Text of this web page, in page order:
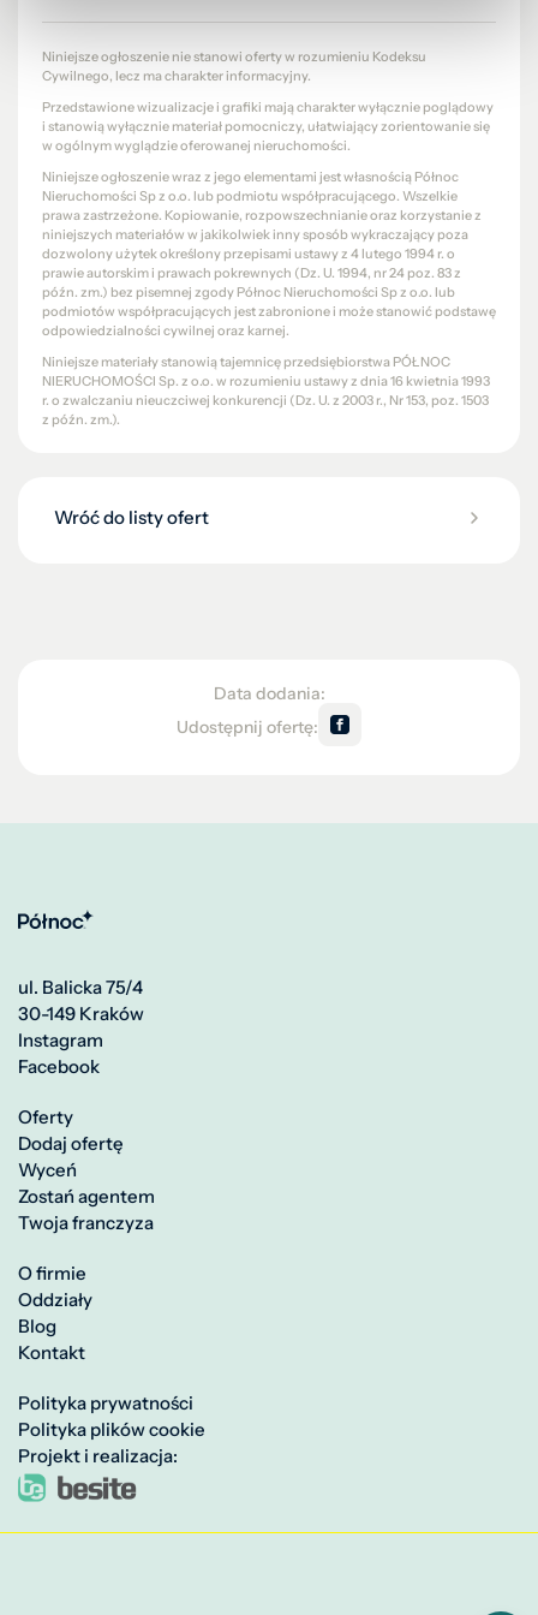
Niniejsze ogłoszenie nie stanowi oferty w rozumieniu Kodeksu
Cywilnego, lecz ma charakter informacyjny.
Przedstawione wizualizacje i grafiki mają charakter wyłącznie poglądowy
i stanowią wyłącznie materiał pomocniczy, ułatwiający zorientowanie się
w ogólnym wyglądzie oferowanej nieruchomości.
Niniejsze ogłoszenie wraz z jego elementami jest własnością Północ
Nieruchomości Sp z o.o. lub podmiotu współpracującego. Wszelkie
prawa zastrzeżone. Kopiowanie, rozpowszechnianie oraz korzystanie z
niniejszych materiałów w jakikolwiek inny sposób wykraczający poza
dozwolony użytek określony przepisami ustawy z 4 lutego 1994 r. o
prawie autorskim i prawach pokrewnych (Dz. U. 1994, nr 24 poz. 83 z
późn. zm.) bez pisemnej zgody Północ Nieruchomości Sp z o.o. lub
podmiotów współpracujących jest zabronione i może stanowić podstawę
odpowiedzialności cywilnej oraz karnej.
Niniejsze materiały stanowią tajemnicę przedsiębiorstwa PÓŁNOC
NIERUCHOMOŚCI Sp. z o.o. w rozumieniu ustawy z dnia 16 kwietnia 1993
r. o zwalczaniu nieuczciwej konkurencji (Dz. U. z 2003 r., Nr 153, poz. 1503
z późn. zm.).
Wróć do listy ofert
Data dodania:
Udostępnij ofertę:
ul. Balicka 75/4
30-149 Kraków
Instagram
Facebook
Oferty
Dodaj ofertę
Wyceń
Zostań agentem
Twoja franczyza
O firmie
Oddziały
Blog
Kontakt
Polityka prywatności
Polityka plików cookie
Projekt i realizacja: